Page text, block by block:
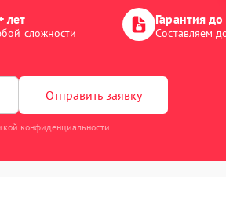
лет
сложности
Гарантия
Составляем
Отправить заявку
конфиденциальности